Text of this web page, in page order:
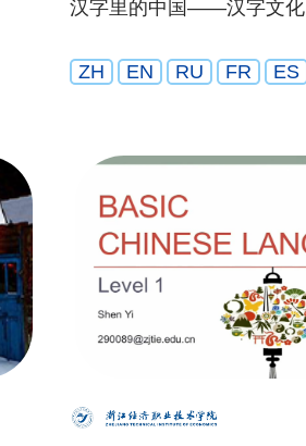
汉字里的中国——汉字文化
ZH EN RU FR ES